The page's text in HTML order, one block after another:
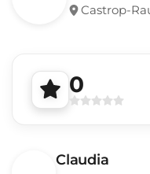
Castrop-
0
Claudia